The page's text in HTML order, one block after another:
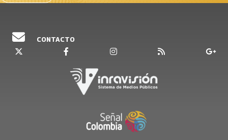
CONTACTO